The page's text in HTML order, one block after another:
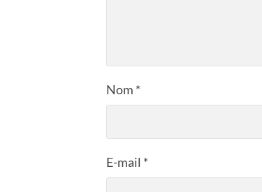
Nom *
E-mail *